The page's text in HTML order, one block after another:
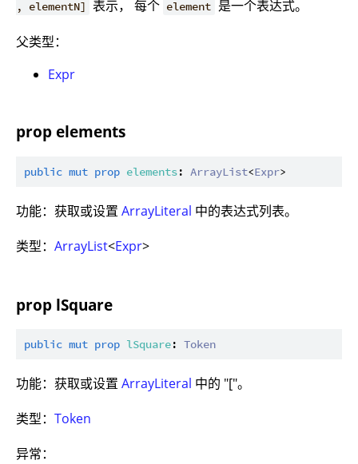
, elementN] 表示， 每个 element 是一个表达式。
父类型：
Expr
prop elements
public mut prop elements: ArrayList<Expr
功能：获取或设置 ArrayLiteral 中的表达式列表。
类型： ArrayList<Expr>
prop lSquare
public mut prop lSquare: Token
功能：获取或设置 ArrayLiteral 中的 "["。
类型： Token
异常：